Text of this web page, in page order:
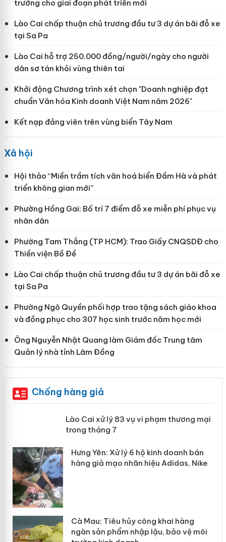
trưởng cho giai đoạn phát triển mới
Lào Cai chấp thuận chủ trương đầu tư 3 dự án bãi đỗ xe
tại Sa Pa
Lào Cai hỗ trợ 250.000 đồng/người/ngày cho người
dân sơ tán khỏi vùng thiên tai
Khởi động Chương trình xét chọn "Doanh nghiệp đạt
chuẩn Văn hóa Kinh doanh Việt Nam năm 2026"
Kết nạp đảng viên trên vùng biển Tây Nam
Xã hội
Hội thảo “Miền trầm tích văn hoá biển Đầm Hà và phát
triển không gian mới”
Phường Hồng Gai: Bố trí 7 điểm đỗ xe miễn phí phục vụ
nhân dân
Phường Tam Thắng (TP HCM): Trao Giấy CNQSDĐ cho
Thiền viện Bồ Đề
Lào Cai chấp thuận chủ trương đầu tư 3 dự án bãi đỗ xe
tại Sa Pa
Phường Ngô Quyền phối hợp trao tặng sách giáo khoa
và đồng phục cho 307 học sinh trước năm học mới
Ông Nguyễn Nhật Quang làm Giám đốc Trung tâm
Quản lý nhà tỉnh Lâm Đồng
Chống hàng giả
Lào Cai xử lý 83 vụ vi phạm thương
mại trong tháng 7